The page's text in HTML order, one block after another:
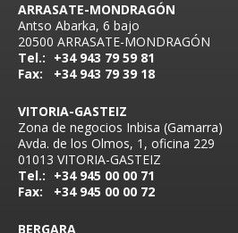
ARRASATE-MONDRAGÓN
Antso Abarka, 6 bajo
20500 ARRASATE-MONDRAGÓN
Tel.: +34 943 79 59 81
Fax:
+34 943 79 39 18
VITORIA-GASTEIZ
Zona de negocios Inbisa (Gamarra)
Avda. de los Olmos, 1, oficina 229
01013 VITORIA-GASTEIZ
Tel.: +34 945 00 00 71
Fax:
+34 945 00 00 72
BERGARA